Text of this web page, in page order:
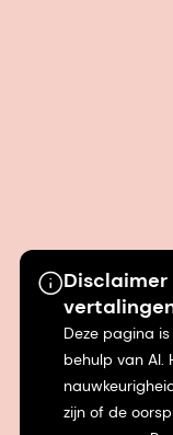
Deze pagina
behulp van AI.
zijn of de